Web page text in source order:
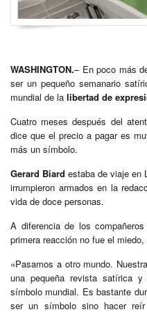
WASHINGTON.– En poco más
ser un pequeño semanario
mundial de la libertad de
Cuatro meses después del
dice que el precio a pagar es
más un símbolo.
Gerard Biard estaba de viaje en
irrumpieron armados en la
vida de doce personas.
A diferencia de los
primera reacción no fue el
«Pasamos a otro mundo.
una pequeña revista satírica
símbolo mundial. Es bastante
ser un símbolo sino hacer